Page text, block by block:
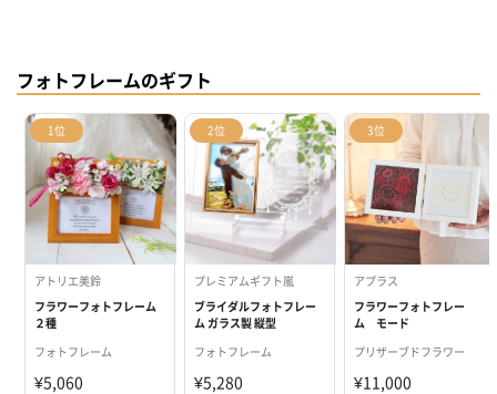
フォトフレームのギフト
1位
アトリエ美鈴
フラワーフォトフレーム
２種
フォトフレーム
¥5,060
2位
プレミアムギフト嵐
ブライダルフォトフレー
ム ガラス製 縦型
フォトフレーム
¥5,280
3位
アプラス
フラワーフォトフレー
ム モード
プリザーブドフラワー
¥11,000